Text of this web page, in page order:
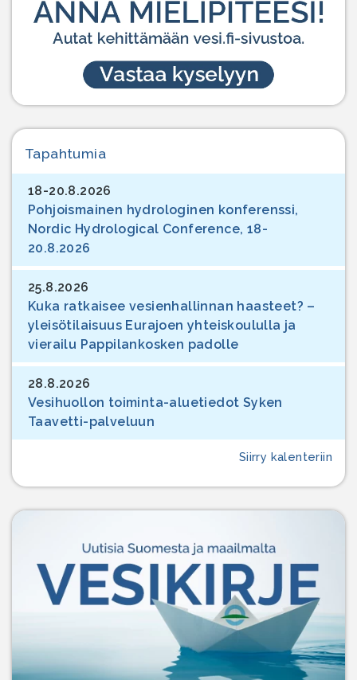
Tapahtumia
18-20.8.2026
Pohjoismainen hydrologinen konferenssi,
Nordic Hydrological Conference, 18-
20.8.2026
25.8.2026
Kuka ratkaisee vesienhallinnan haasteet? –
yleisötilaisuus Eurajoen yhteiskoululla ja
vierailu Pappilankosken padolle
28.8.2026
Vesihuollon toiminta-aluetiedot Syken
Taavetti-palveluun
Siirry kalenteriin